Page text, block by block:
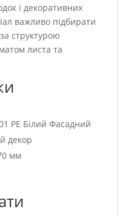
і декоративних
важливо підбирати
структурою
листа та
РЕ Білий Фасадний
декор
мм